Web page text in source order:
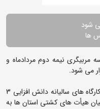
شود
ها
مربیگری نیمه دوم مردادماه و
می شود.
به گزارش روابط عمومی فدراسیون کشتی، کارگاه های سالیانه دانش افزایی 3
هیأت های کشتی استان ها به